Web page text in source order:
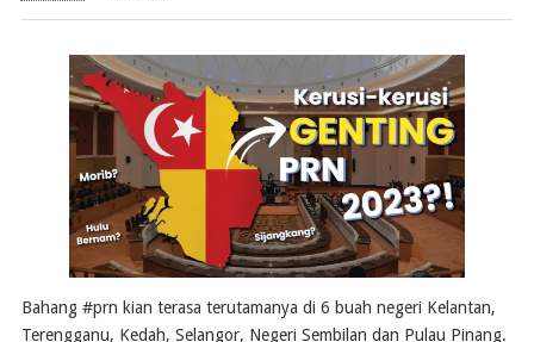
Bahang #prn kian terasa terutamanya di 6 buah negeri Kelantan,
Terengganu, Kedah, Selangor, Negeri Sembilan dan Pulau Pinang.